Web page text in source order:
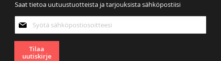
Saat tietoa uutuustuotteista ja tarjouksista sähköpostiisi
uutiskirjeemme:
Tilaa
uutiskirje